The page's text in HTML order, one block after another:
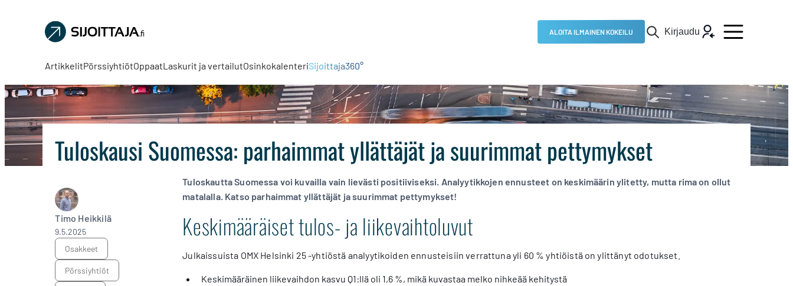
Sijoittaja.fi
Tee
sijoituspäätöksiä
ALOITA ILMAINEN KOKEILU Kirjaudu
ArtikkelitPörssiyhtiötOppaatLaskurit ja vertailutOsinkokalenteriSijoittaja360°
Tuloskausi Suomessa: parhaimmat yllättäjät ja suurimmat pettymykset
Timo Heikkilä
9.5.2025
osakkeet
pörssiyhtiöt
Tuloskautta Suomessa voi kuvailla vain lievästi positiiviseksi. Analyytikkojen ennusteet on keskimäärin ylitetty, mutta rima on ollut
matalalla. Katso parhaimmat yllättäjät ja suurimmat pettymykset!
Keskimääräiset tulos- ja liikevaihtoluvut
Julkaissuista OMX Helsinki 25 -yhtiöstä analyytikoiden ennusteisiin verrattuna yli 60 % yhtiöistä on ylittänyt odotukset.
Keskimääräinen liikevaihdon kasvu Q1:llä oli 1,6 %, mikä kuvastaa melko nihkeää kehitystä